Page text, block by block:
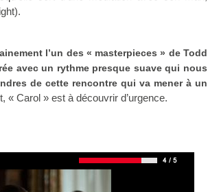
l’un des « masterpieces » de Todd
avec un rythme presque suave qui nous
de cette rencontre qui va mener à un
« Carol » est à découvrir d’urgence.